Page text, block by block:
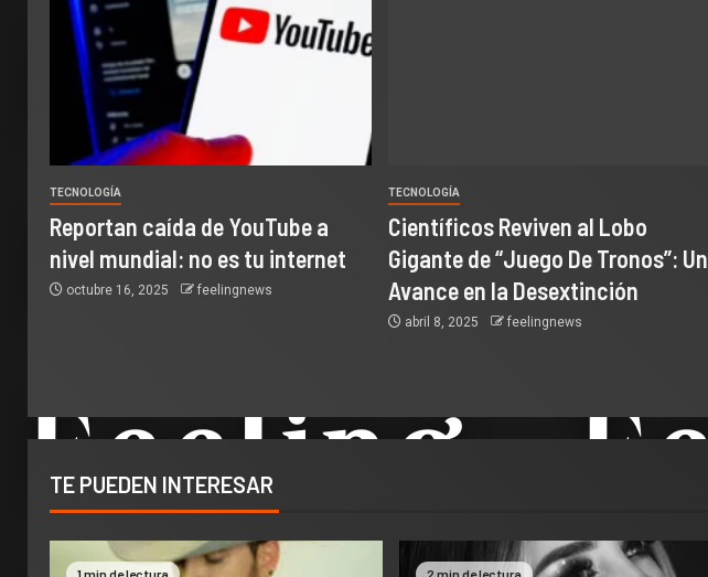
TECNOLOGÍA
Reportan caída de YouTube a
nivel mundial: no es tu internet
octubre 16, 2025 feelingnews
TECNOLOGÍA
Científicos Reviven al Lobo
Gigante de “Juego De Tronos”: Un
Avance en la Desextinción
abril 8, 2025 feelingnews
TE PUEDEN INTERESAR